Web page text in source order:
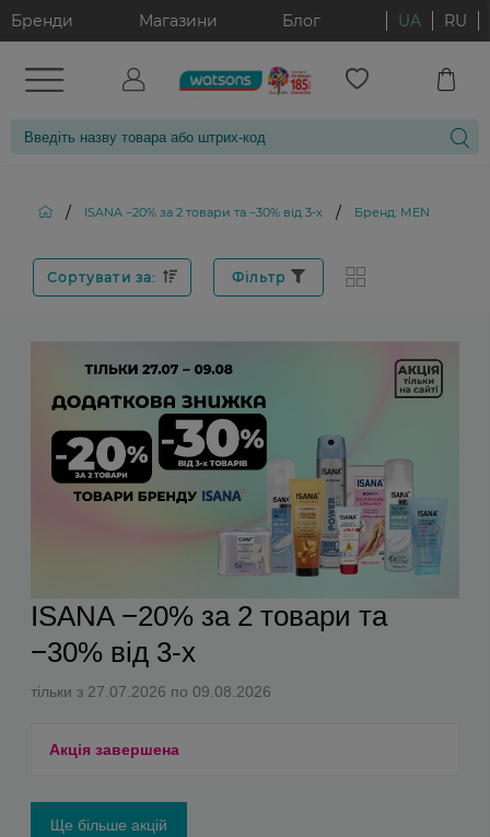
Бренди Магазини Блог UA RU
/ ISANA −20% за 2 товари та −30% від 3-х / Бренд: MEN
Сортувати за: Фільтр
ISANA −20% за 2 товари та
−30% від 3-х
тільки з 27.07.2026 по 09.08.2026
Акція завершена
Ще більше акцій